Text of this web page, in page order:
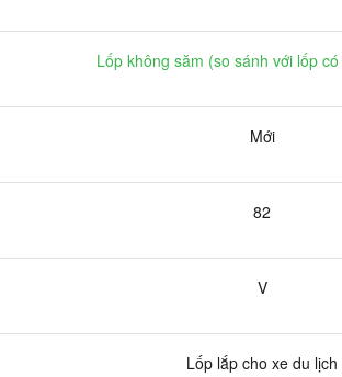
Lốp không săm (so sánh với lốp
Mới
82
V
Lốp lắp cho xe du lịch